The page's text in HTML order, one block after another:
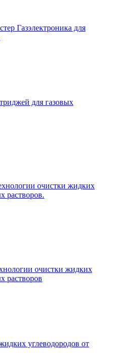
Газэлектроника для
для газовых
очистки жидких
растворов.
очистки жидких
растворов
углеводородов от